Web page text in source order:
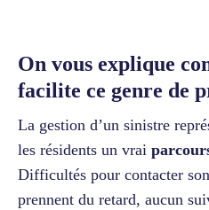
On vous explique
facilite ce genre de
La gestion d’un sinistre
les résidents un vrai
Difficultés pour contacter
prennent du retard, aucun